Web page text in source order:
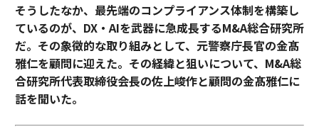
そうしたなか、最先端のコンプライアンス体制を構築し
ているのが、DX・AIを武器に急成長するM&A総合研究所
だ。その象徴的な取り組みとして、元警察庁長官の金髙
雅仁を顧問に迎えた。その経緯と狙いについて、M&A総
合研究所代表取締役会長の佐上峻作と顧問の金髙雅仁に
話を聞いた。